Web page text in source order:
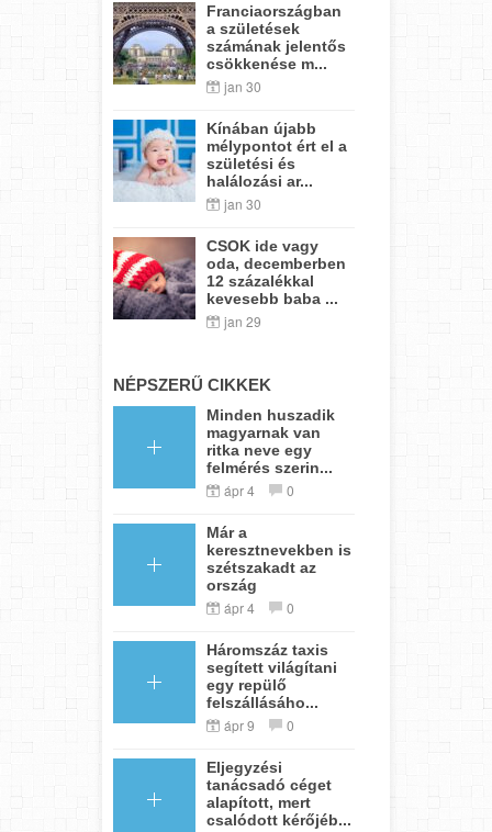
Franciaországban
a születések
számának jelentős
csökkenése m...
jan 30
Kínában újabb
mélypontot ért el a
születési és
halálozási ar...
jan 30
CSOK ide vagy
oda, decemberben
12 százalékkal
kevesebb baba ...
jan 29
NÉPSZERŰ CIKKEK
Minden huszadik
magyarnak van
ritka neve egy
felmérés szerin...
ápr 4 0
Már a
keresztnevekben is
szétszakadt az
ország
ápr 4 0
Háromszáz taxis
segített világítani
egy repülő
felszállásáho...
ápr 9 0
Eljegyzési
tanácsadó céget
alapított, mert
csalódott kérőjéb...